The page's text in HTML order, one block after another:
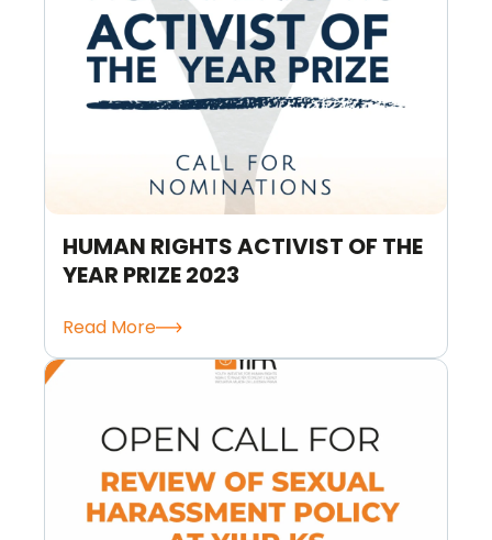
HUMAN RIGHTS ACTIVIST OF THE
YEAR PRIZE 2023
Read More